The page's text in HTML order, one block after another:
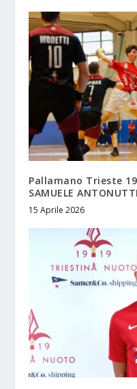
Pallamano Trieste
SAMUELE ANTONUTTI
15 Aprile 2026